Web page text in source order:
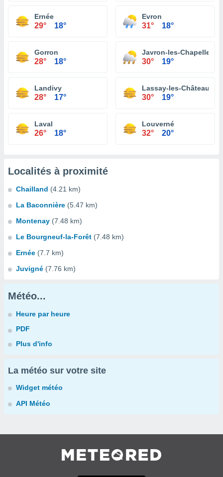
Ernée
29° 18°
Evron
31° 18°
Gorron
28° 18°
Javron-les-Chapelles
30° 19°
Landivy
28° 17°
Lassay-les-Châteaux
30° 19°
Laval
26° 18°
Louverné
32° 20°
Localités à proximité
Chailland (4.21 km)
La Baconnière (5.47 km)
Montenay (7.48 km)
Le Bourgneuf-la-Forêt (7.48 km)
Ernée (7.7 km)
Juvigné (7.76 km)
Météo...
Heure par heure
PDF
Plus d'info
La météo sur votre site
Widget météo
API Météo